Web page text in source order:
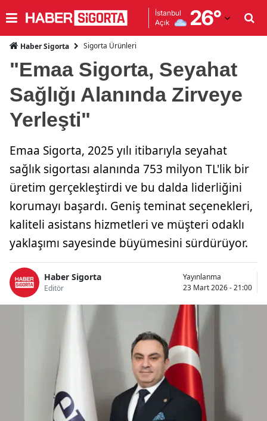
İstanbul
Açık
26°
Adana
Adıyaman
Afyonkarahisar
Ankara
Antalya
Artvin
Aydın
Bilecik
Bingöl
Bitlis
Bolu
Burdur
Bursa
Haber Sigorta Sigorta Ürünleri
"Emaa Sigorta, Seyahat
Sağlığı Alanında Zirveye
Yerleşti"
Emaa Sigorta, 2025 yılı itibarıyla seyahat
sağlık sigortası alanında 753 milyon TL'lik bir
üretim gerçekleştirdi ve bu dalda liderliğini
korumayı başardı. Geniş teminat seçenekleri,
kaliteli asistans hizmetleri ve müşteri odaklı
yaklaşımı sayesinde büyümesini sürdürüyor.
Haber Sigorta
Editör
Yayınlanma
23 Mart 2026 - 21:00